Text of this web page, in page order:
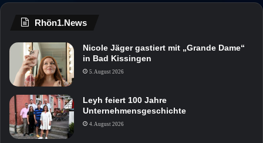
Rhön1.News
Nicole Jäger gastiert mit „Grande Dame“
in Bad Kissingen
5. August 2026
Leyh feiert 100 Jahre
Unternehmensgeschichte
4. August 2026